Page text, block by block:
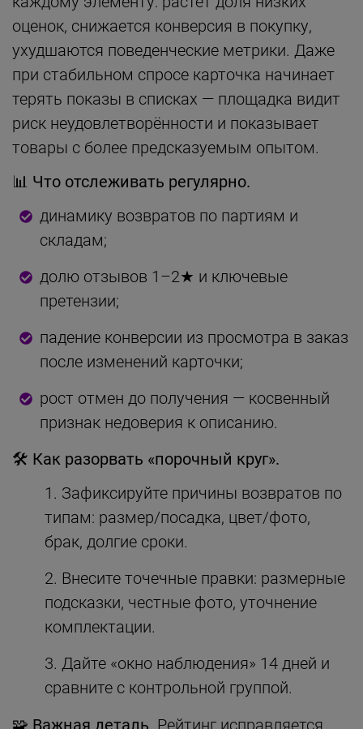
оценок, снижается конверсия в покупку,
ухудшаются поведенческие метрики. Даже
при стабильном спросе карточка начинает
терять показы в списках — площадка видит
риск неудовлетворённости и показывает
товары с более предсказуемым опытом.
📊 Что отслеживать регулярно.
динамику возвратов по партиям и
складам;
долю отзывов 1–2★ и ключевые
претензии;
падение конверсии из просмотра в заказ
после изменений карточки;
рост отмен до получения — косвенный
признак недоверия к описанию.
🛠 Как разорвать «порочный круг».
Зафиксируйте причины возвратов по
типам: размер/посадка, цвет/фото,
брак, долгие сроки.
Внесите точечные правки: размерные
подсказки, честные фото, уточнение
комплектации.
Дайте «окно наблюдения» 14 дней и
сравните с контрольной группой.
🧩 Важная деталь. Рейтинг исправляется